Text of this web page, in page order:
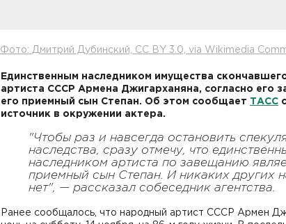
Фото: Дмитрий Дубинский, CC BY 3.0, via Wikimedia
Единственным наследником имущества
артиста СССР Армена Джигарханяна, согласно его
его приемный сын Степан. Об этом сообщает ТАСС
источник в окружении актера.
"Чтобы раз и навсегда остановить
наследства, сразу отмечу, что
наследником артиста по завещанию
приемный сын Степан. И никаких других
нет", — рассказал собеседник агентства.
Ранее сообщалось, что народный артист СССР Армен